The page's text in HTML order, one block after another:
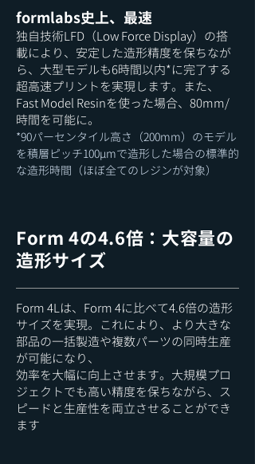
formlabs史上、最速
独自技術LFD（Low Force Display）の搭
載により、安定した造形精度を保ちなが
ら、大型モデルも6時間以内*に完了する
超高速プリントを実現します。また、
Fast Model Resinを使った場合、80mm/
時間を可能に。
*90パーセンタイル高さ（200mm）のモデル
を積層ピッチ100μmで造形した場合の標準的
な造形時間（ほぼ全てのレジンが対象）
​Form 4の4.6倍：大容量の
造形サイズ
Form 4Lは、Form 4に比べて4.6倍の造形
サイズを実現。これにより、より大きな
部品の一括製造や複数パーツの同時生産
が可能になり、
効率を大幅に向上させます。大規模プロ
ジェクトでも高い精度を保ちながら、ス
ピードと生産性を両立させることができ
ます